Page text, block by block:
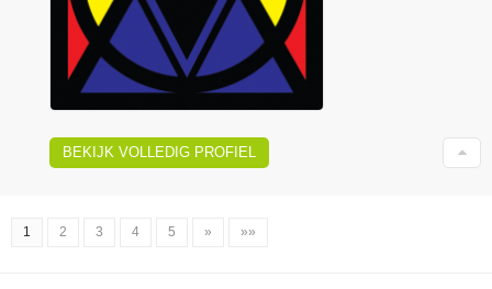
BEKIJK VOLLEDIG PROFIEL
1 2 3 4 5 » »»